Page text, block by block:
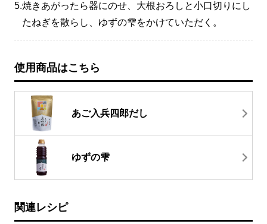
5.焼きあがったら器にのせ、大根おろしと小口切りにし
たねぎを散らし、ゆずの雫をかけていただく。
使用商品はこちら
あご入兵四郎だし
ゆずの雫
関連レシピ